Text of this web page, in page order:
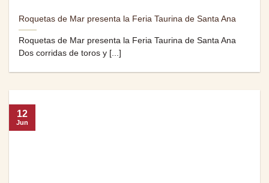
Roquetas de Mar presenta la Feria Taurina de Santa Ana
Roquetas de Mar presenta la Feria Taurina de Santa Ana
Dos corridas de toros y [...]
12
Jun